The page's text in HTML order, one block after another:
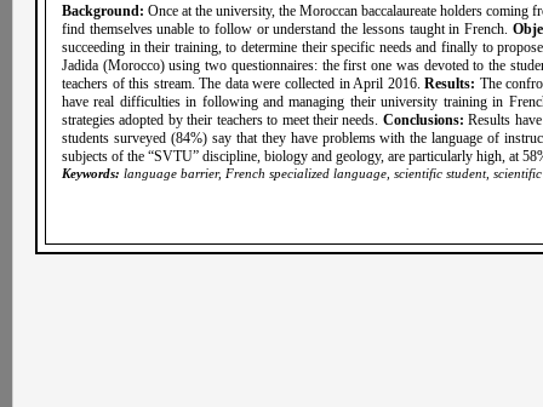
Background: Once at the university, the Moroccan baccalaureate holders coming
find themselves unable to follow or understand the lessons taught in French.
succeeding in their training, to determine their specific needs and finally to
Jadida (Morocco) usingtwo questionnaires: the first one was devoted to the
teachers of this stream.The data were collected in April 2016. Results: The
have real difficulties in following and managing their university training in
strategies adopted by their teachers to meet their needs. Conclusions: Results
students surveyed (84%) say that they have problems with the language of
subjects of the “SVTU” discipline, biology and geology, are particularly high, at
Keywords: language barrier, French specialized language, scientific student,